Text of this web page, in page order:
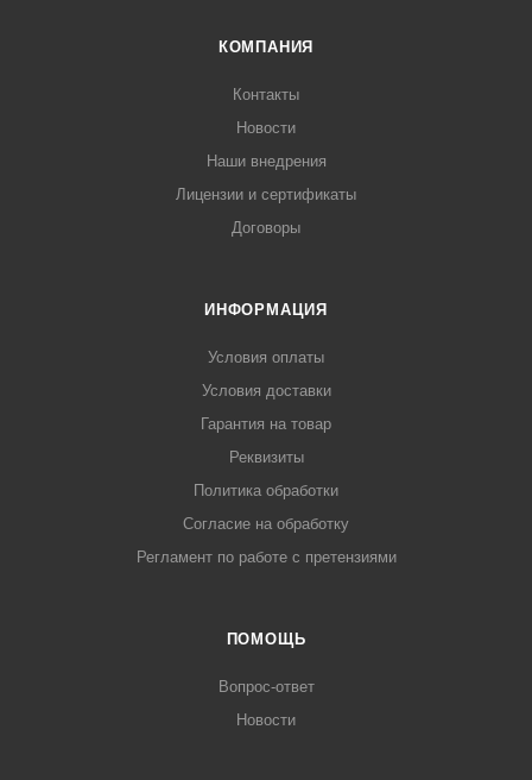
КОМПАНИЯ
Контакты
Новости
Наши внедрения
Лицензии и сертификаты
Договоры
ИНФОРМАЦИЯ
Условия оплаты
Условия доставки
Гарантия на товар
Реквизиты
Политика обработки
Согласие на обработку
Регламент по работе с претензиями
ПОМОЩЬ
Вопрос-ответ
Новости